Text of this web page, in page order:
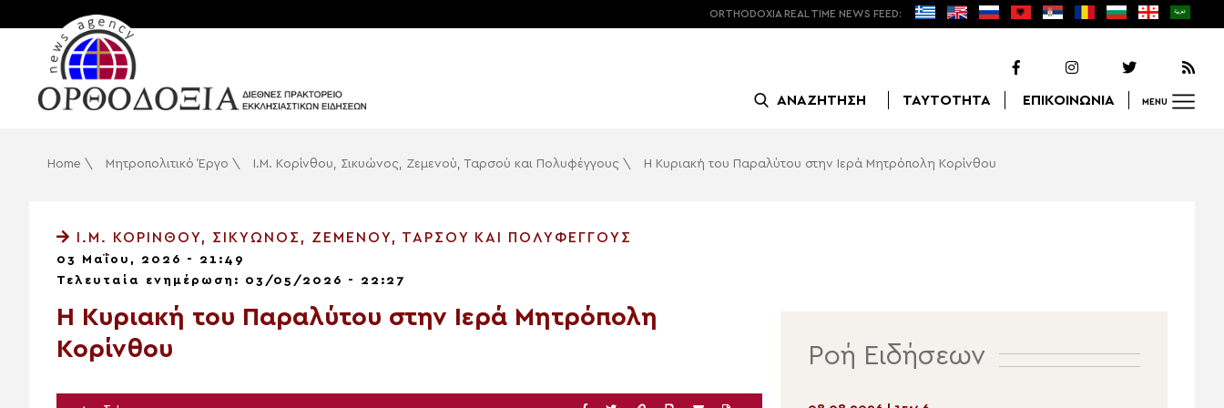
ORTHODOXIA REAL TIME NEWS FEED:
ΑΝΑΖΗΤΗΣΗ ΤΑΥΤΟΤΗΤΑ ΕΠΙΚΟΙΝΩΝΙΑ MENU
Home \ Μητροπολιτικό Έργο \ Ι.Μ. Κορίνθου, Σικυώνος, Ζεμενού, Ταρσού και Πολυφέγγους \ Η Κυριακή του Παραλύτου στην Ιερά Μητρόπολη Κορίνθου
Ι.Μ. ΚΟΡΊΝΘΟΥ, ΣΙΚΥΏΝΟΣ, ΖΕΜΕΝΟΎ, ΤΑΡΣΟΎ ΚΑΙ ΠΟΛΥΦΈΓΓΟΥΣ
03 Μαΐου, 2026 - 21:49
Τελευταία ενημέρωση: 03/05/2026 - 22:27
Η Κυριακή του Παραλύτου στην Ιερά Μητρόπολη
Κορίνθου
Ροή Ειδήσεων